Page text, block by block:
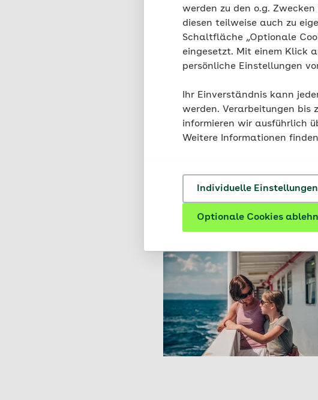
werden zu den o.g.
diesen teilweise auch zu
Schaltfläche „Optionale
eingesetzt. Mit einem Klick
persönliche Einstellungen
Ihr Einverständnis kann
werden. Verarbeitungen bis
informieren wir ausführlich
Weitere Informationen
Individuelle Einstellungen
Optionale Cookies